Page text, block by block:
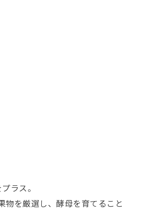
ラス。
を厳選し、酵母を育てること